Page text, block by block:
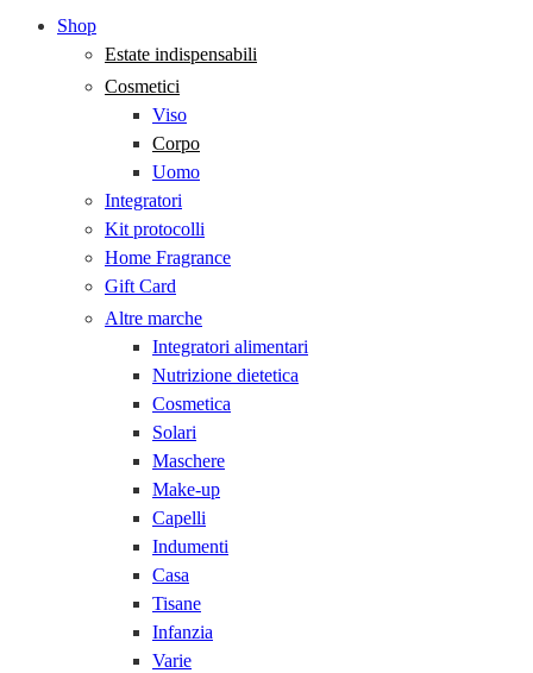
Shop
Estate indispensabili
Cosmetici
Viso
Corpo
Uomo
Integratori
Kit protocolli
Home Fragrance
Gift Card
Altre marche
Integratori alimentari
Nutrizione dietetica
Cosmetica
Solari
Maschere
Make-up
Capelli
Indumenti
Casa
Tisane
Infanzia
Varie